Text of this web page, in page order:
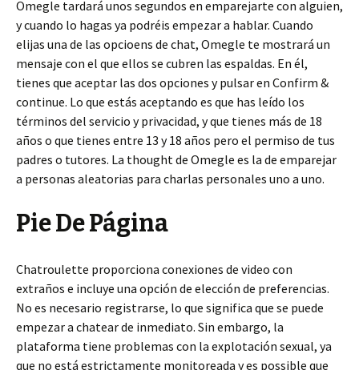
Omegle tardará unos segundos en emparejarte con alguien,
y cuando lo hagas ya podréis empezar a hablar. Cuando
elijas una de las opcioens de chat, Omegle te mostrará un
mensaje con el que ellos se cubren las espaldas. En él,
tienes que aceptar las dos opciones y pulsar en Confirm &
continue. Lo que estás aceptando es que has leído los
términos del servicio y privacidad, y que tienes más de 18
años o que tienes entre 13 y 18 años pero el permiso de tus
padres o tutores. La thought de Omegle es la de emparejar
a personas aleatorias para charlas personales uno a uno.
Pie De Página
Chatroulette proporciona conexiones de video con
extraños e incluye una opción de elección de preferencias.
No es necesario registrarse, lo que significa que se puede
empezar a chatear de inmediato. Sin embargo, la
plataforma tiene problemas con la explotación sexual, ya
que no está estrictamente monitoreada y es possible que